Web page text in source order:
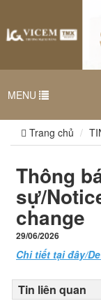
MENU
Trang chủ
Thông
sự/
change
29/06/2026
Chi tiết tại đây/
Tin liên quan